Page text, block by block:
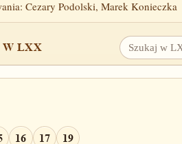
Cezary Podolski, Marek Konieczka
W LXX
16 17 19